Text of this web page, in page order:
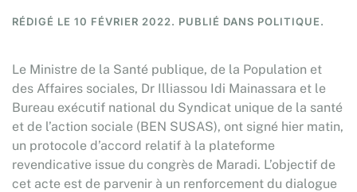
RÉDIGÉ LE 10 FÉVRIER 2022. PUBLIÉ DANS POLITIQUE.
Le Ministre de la Santé publique, de la Population et
des Affaires sociales, Dr Illiassou Idi Mainassara et le
Bureau exécutif national du Syndicat unique de la santé
et de l’action sociale (BEN SUSAS), ont signé hier matin,
un protocole d’accord relatif à la plateforme
revendicative issue du congrès de Maradi. L’objectif de
cet acte est de parvenir à un renforcement du dialogue